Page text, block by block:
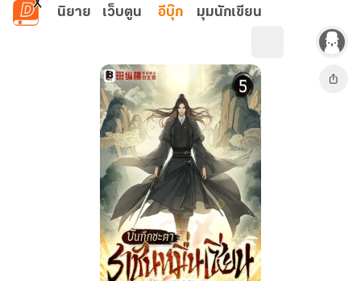
ข้ามไปยังเนื้อหาหลัก
นิยาย เว็บตูน อีบุ๊ก มุมนักเขียน